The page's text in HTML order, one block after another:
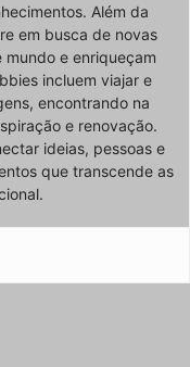
Além da
em busca de novas
mundo e enriqueçam
incluem viajar e
encontrando na
e renovação.
ideias, pessoas e
que transcende as